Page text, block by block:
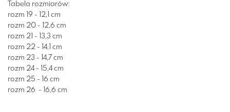
Tabela rozmiarów:
rozm 19 - 12,1 cm
rozm 20 - 12,6 cm
rozm 21 - 13,3 cm
rozm 22 - 14,1 cm
rozm 23 - 14,7 cm
rozm 24 - 15,4 cm
rozm 25 - 16 cm
rozm 26 - 16,6 cm